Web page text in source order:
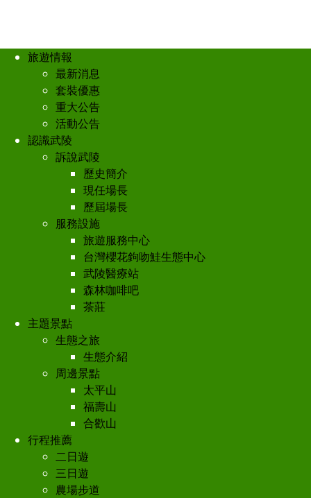
旅遊情報
最新消息
套裝優惠
重大公告
活動公告
認識武陵
訴說武陵
歷史簡介
現任場長
歷屆場長
服務設施
旅遊服務中心
台灣櫻花鉤吻鮭生態中心
武陵醫療站
森林咖啡吧
茶莊
主題景點
生態之旅
生態介紹
周邊景點
太平山
福壽山
合歡山
行程推薦
二日遊
三日遊
農場步道